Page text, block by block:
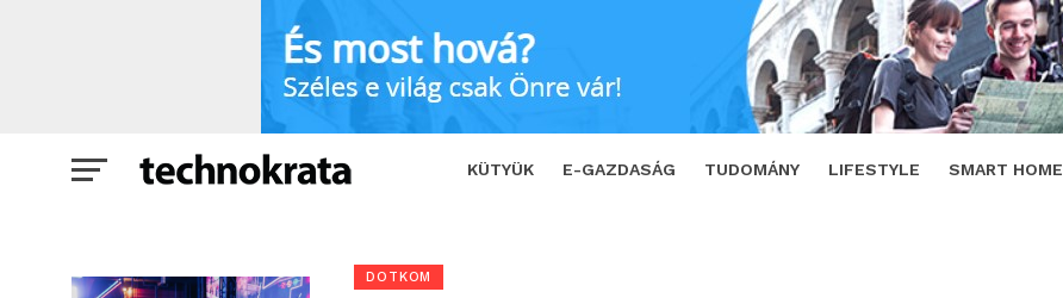
KÜTYÜK E-GAZDASÁG TUDOMÁNY LIFESTYLE SMART HOME
OTP: SMS alapú promóció az IKO New Media-tól SHARE TWEET
DOTKOM